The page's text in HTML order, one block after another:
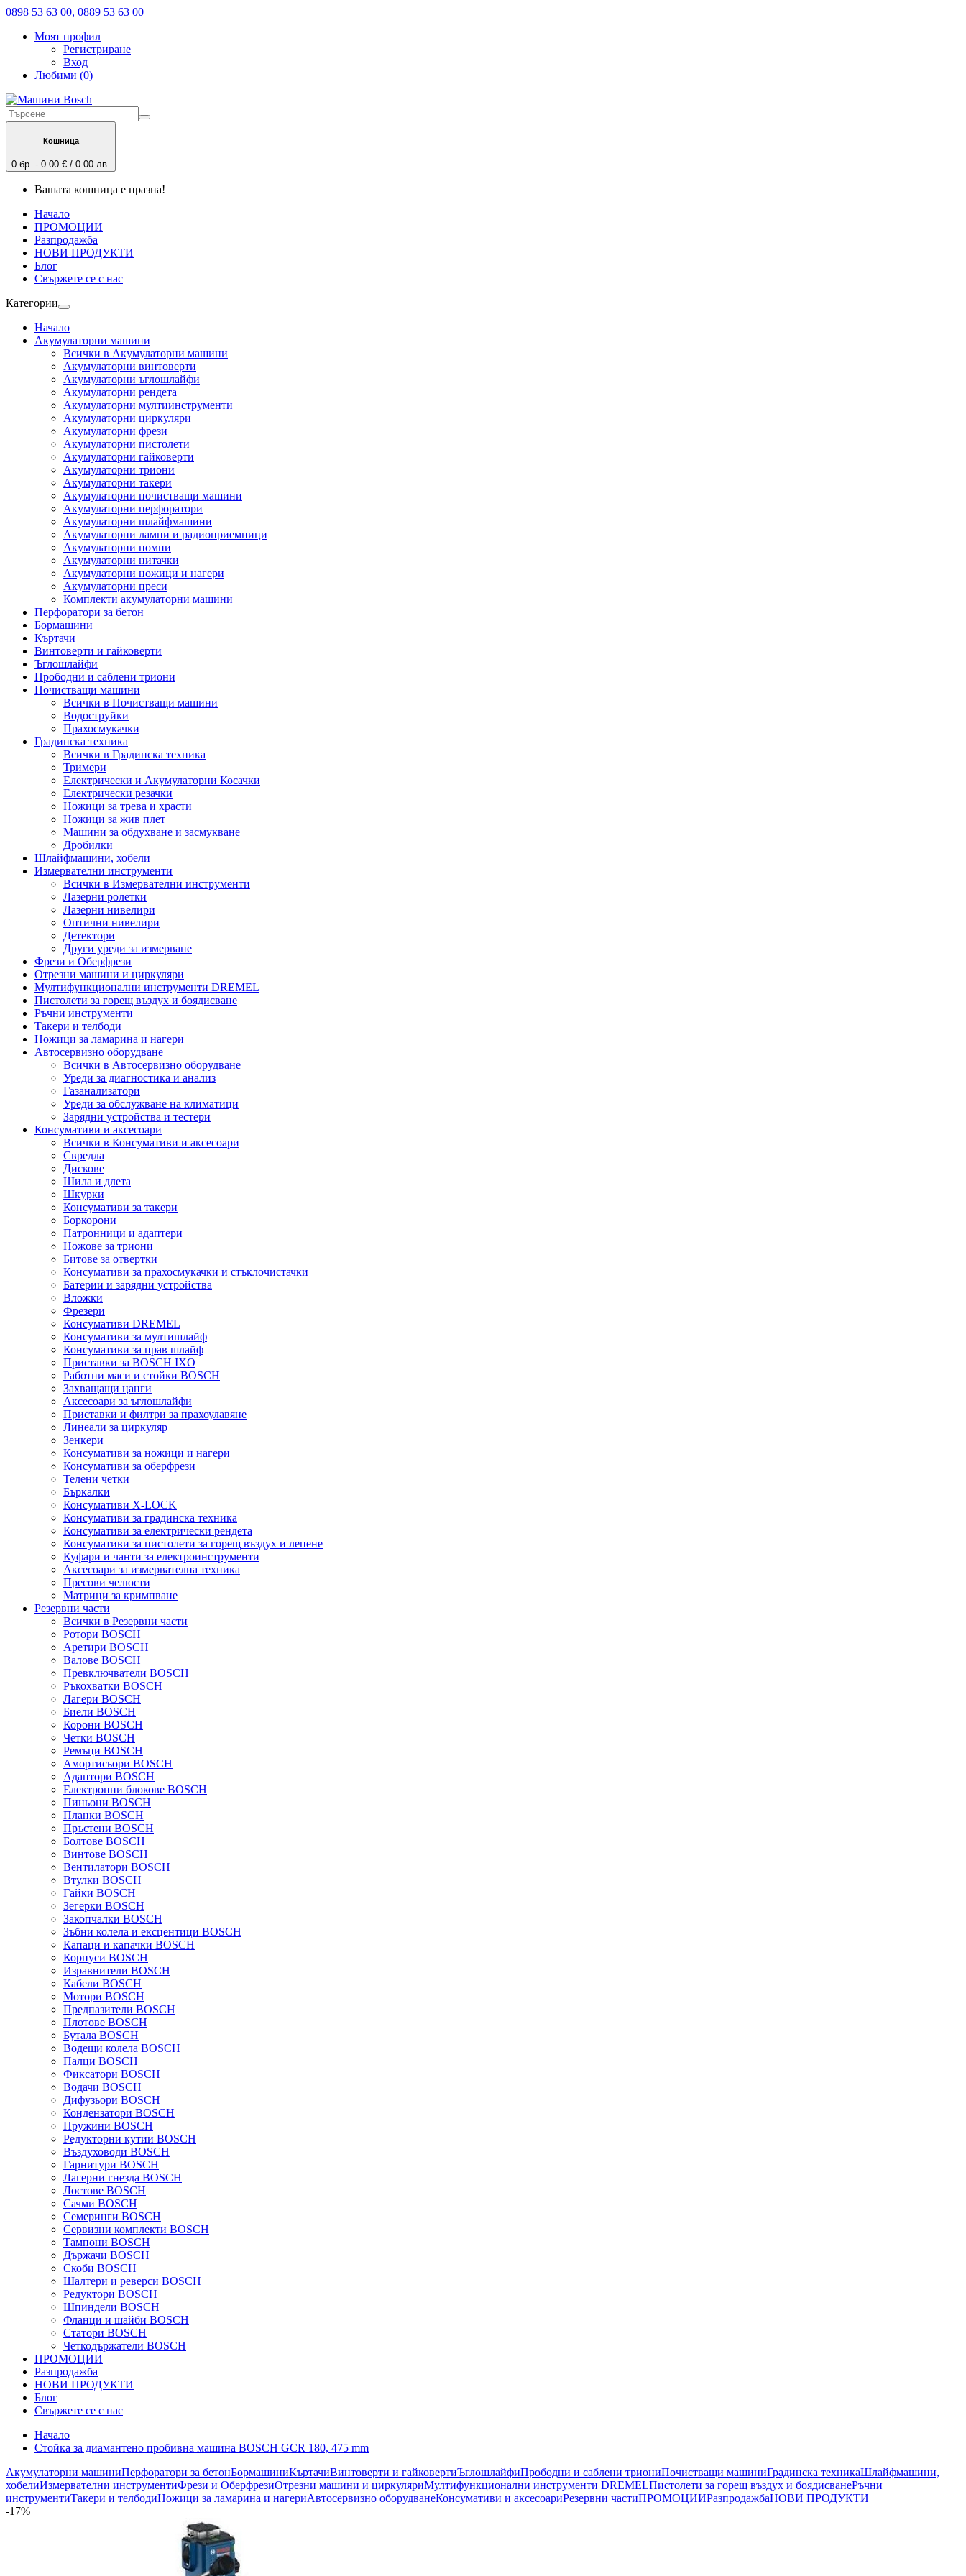
0898 53 63 00, 0889 53 63 00
Моят профил
Регистриране
Вход
Любими (0)
Кошница
0 бр. - 0.00 € / 0.00 лв.
Вашата кошница е празна!
Начало
ПРОМОЦИИ
Разпродажба
НОВИ ПРОДУКТИ
Блог
Свържете се с нас
Категории
Начало
Акумулаторни машини
Всички в Акумулаторни машини
Акумулаторни винтоверти
Акумулаторни ъглошлайфи
Акумулаторни рендета
Акумулаторни мултиинструменти
Акумулаторни циркуляри
Акумулаторни фрези
Акумулаторни пистолети
Акумулаторни гайковерти
Акумулаторни триони
Акумулаторни такери
Акумулаторни почистващи машини
Акумулаторни перфоратори
Акумулаторни шлайфмашини
Акумулаторни лампи и радиоприемници
Акумулаторни помпи
Акумулаторни нитачки
Акумулаторни ножици и нагери
Акумулаторни преси
Комплекти акумулаторни машини
Перфоратори за бетон
Бормашини
Къртачи
Винтоверти и гайковерти
Ъглошлайфи
Прободни и саблени триони
Почистващи машини
Всички в Почистващи машини
Водоструйки
Прахосмукачки
Градинска техника
Всички в Градинска техника
Тримери
Електрически и Акумулаторни Косачки
Електрически резачки
Ножици за трева и храсти
Ножици за жив плет
Машини за обдухване и засмукване
Дробилки
Шлайфмашини, хобели
Измервателни инструменти
Всички в Измервателни инструменти
Лазерни ролетки
Лазерни нивелири
Оптични нивелири
Детектори
Други уреди за измерване
Фрези и Оберфрези
Отрезни машини и циркуляри
Мултифункционални инструменти DREMEL
Пистолети за горещ въздух и боядисване
Ръчни инструменти
Такери и телбоди
Ножици за ламарина и нагери
Автосервизно оборудване
Всички в Автосервизно оборудване
Уреди за диагностика и анализ
Газанализатори
Уреди за обслужване на климатици
Зарядни устройства и тестери
Консумативи и аксесоари
Всички в Консумативи и аксесоари
Свредла
Дискове
Шила и длета
Шкурки
Консумативи за такери
Боркорони
Патронници и адаптери
Ножове за триони
Битове за отвертки
Консумативи за прахосмукачки и стъклочистачки
Батерии и зарядни устройства
Вложки
Фрезери
Консумативи DREMEL
Консумативи за мултишлайф
Консумативи за прав шлайф
Приставки за BOSCH IXO
Работни маси и стойки BOSCH
Захващащи цанги
Аксесоари за ъглошлайфи
Приставки и филтри за прахоулавяне
Линеали за циркуляр
Зенкери
Консумативи за ножици и нагери
Консумативи за оберфрези
Телени четки
Бъркалки
Консумативи X-LOCK
Консумативи за градинска техника
Консумативи за електрически рендета
Консумативи за пистолети за горещ въздух и лепене
Куфари и чанти за електроинструменти
Аксесоари за измервателна техника
Пресови челюсти
Матрици за кримпване
Резервни части
Всички в Резервни части
Ротори BOSCH
Аретири BOSCH
Валове BOSCH
Превключватели BOSCH
Ръкохватки BOSCH
Лагери BOSCH
Биели BOSCH
Корони BOSCH
Четки BOSCH
Ремъци BOSCH
Амортисьори BOSCH
Адаптори BOSCH
Електронни блокове BOSCH
Пиньони BOSCH
Планки BOSCH
Пръстени BOSCH
Болтове BOSCH
Винтове BOSCH
Вентилатори BOSCH
Втулки BOSCH
Гайки BOSCH
Зегерки BOSCH
Закопчалки BOSCH
Зъбни колела и ексцентици BOSCH
Капаци и капачки BOSCH
Корпуси BOSCH
Изравнители BOSCH
Кабели BOSCH
Мотори BOSCH
Предпазители BOSCH
Плотове BOSCH
Бутала BOSCH
Водещи колела BOSCH
Палци BOSCH
Фиксатори BOSCH
Водачи BOSCH
Дифузьори BOSCH
Кондензатори BOSCH
Пружини BOSCH
Редукторни кутии BOSCH
Въздуховоди BOSCH
Гарнитури BOSCH
Лагерни гнезда BOSCH
Лостове BOSCH
Сачми BOSCH
Семеринги BOSCH
Сервизни комплекти BOSCH
Тампони BOSCH
Държачи BOSCH
Скоби BOSCH
Шалтери и реверси BOSCH
Редуктори BOSCH
Шпиндели BOSCH
Фланци и шайби BOSCH
Статори BOSCH
Четкодържатели BOSCH
ПРОМОЦИИ
Разпродажба
НОВИ ПРОДУКТИ
Блог
Свържете се с нас
Начало
Стойка за диамантено пробивна машина BOSCH GCR 180, 475 mm
Акумулаторни машиниПерфоратори за бетонБормашиниКъртачиВинтоверти и гайковертиЪглошлайфиПрободни и саблени триониПочистващи машиниГрадинска техникаШлайфмашини,
хобелиИзмервателни инструментиФрези и ОберфрезиОтрезни машини и циркуляриМултифункционални инструменти DREMELПистолети за горещ въздух и боядисванеРъчни
инструментиТакери и телбодиНожици за ламарина и нагериАвтосервизно оборудванеКонсумативи и аксесоариРезервни частиПРОМОЦИИРазпродажбаНОВИ ПРОДУКТИ
-17%